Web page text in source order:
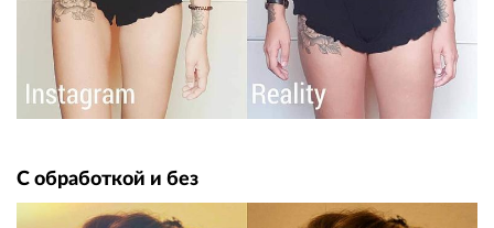
С обработкой и без